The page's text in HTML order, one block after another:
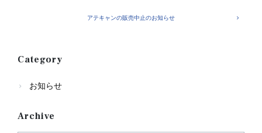
アテキャンの販売中止のお知らせ
Category
お知らせ
Archive